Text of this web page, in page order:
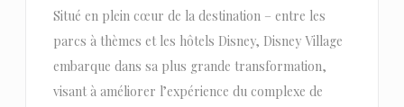
Situé en plein cœur de la destination – entre les
parcs à thèmes et les hôtels Disney, Disney Village
embarque dans sa plus grande transformation,
visant à améliorer l’expérience du complexe de